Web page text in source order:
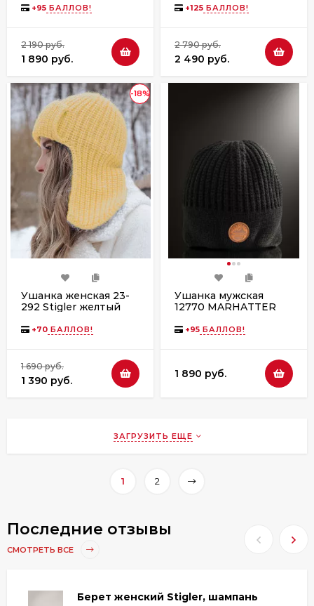
+95 БАЛЛОВ!
2 190 руб.
1 890 руб.
+125 БАЛЛОВ!
2 790 руб.
2 490 руб.
-18%
Ушанка женская 23-
292 Stigler желтый
+70 БАЛЛОВ!
1 690 руб.
1 390 руб.
Ушанка мужская
12770 MARHATTER
+95 БАЛЛОВ!
1 890 руб.
ЗАГРУЗИТЬ ЕЩЕ
1 2
Последние отзывы
СМОТРЕТЬ ВСЕ
Берет женский Stigler, шампань